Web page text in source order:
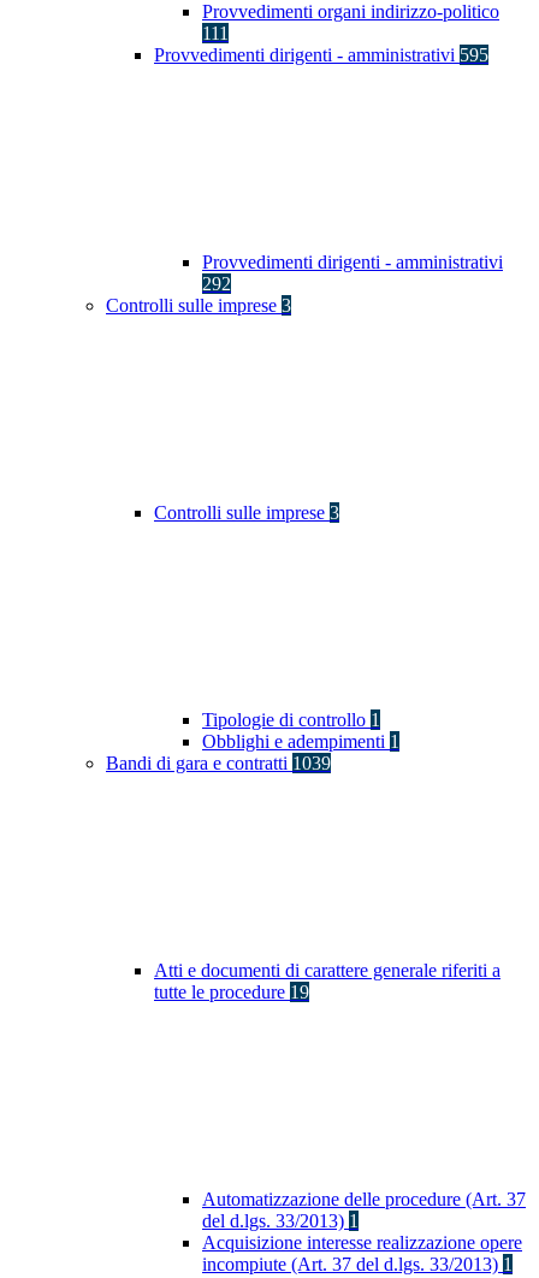
Provvedimenti organi indirizzo-politico
111
Provvedimenti dirigenti - amministrativi 595
Provvedimenti dirigenti - amministrativi
292
Controlli sulle imprese 3
Controlli sulle imprese 3
Tipologie di controllo 1
Obblighi e adempimenti 1
Bandi di gara e contratti 1039
Atti e documenti di carattere generale riferiti a
tutte le procedure 19
Automatizzazione delle procedure (Art. 37
del d.lgs. 33/2013) 1
Acquisizione interesse realizzazione opere
incompiute (Art. 37 del d.lgs. 33/2013) 1